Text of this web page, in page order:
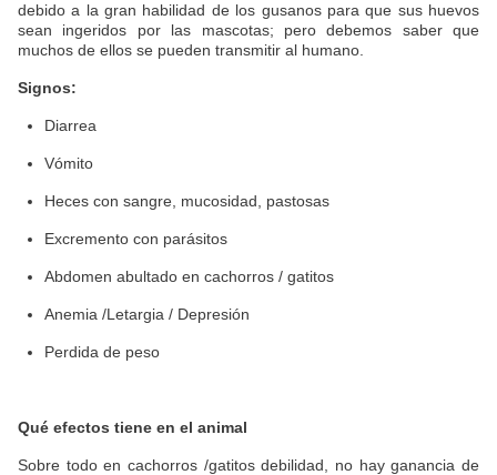
debido a la gran habilidad de los gusanos para que sus huevos
sean ingeridos por las mascotas; pero debemos saber que
muchos de ellos se pueden transmitir al humano.
Signos:
Diarrea
Vómito
Heces con sangre, mucosidad, pastosas
Excremento con parásitos
Abdomen abultado en cachorros / gatitos
Anemia /Letargia / Depresión
Perdida de peso
Qué efectos tiene en el animal
Sobre todo en cachorros /gatitos debilidad, no hay ganancia de